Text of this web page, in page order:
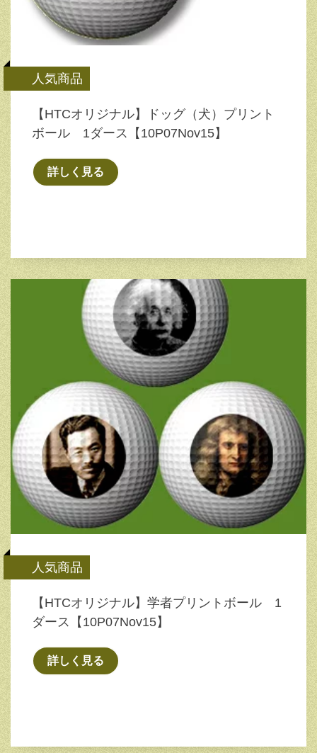
人気商品
【HTCオリジナル】ドッグ（犬）プリント
ボール 1ダース【10P07Nov15】
詳しく見る
人気商品
【HTCオリジナル】学者プリントボール 1
ダース【10P07Nov15】
詳しく見る